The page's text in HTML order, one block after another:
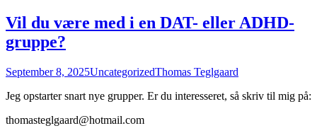
Vil du være med i en DAT- eller ADHD-
gruppe?
September 8, 2025UncategorizedThomas Teglgaard
Jeg opstarter snart nye grupper. Er du interesseret, så skriv til mig på:
thomasteglgaard@hotmail.com